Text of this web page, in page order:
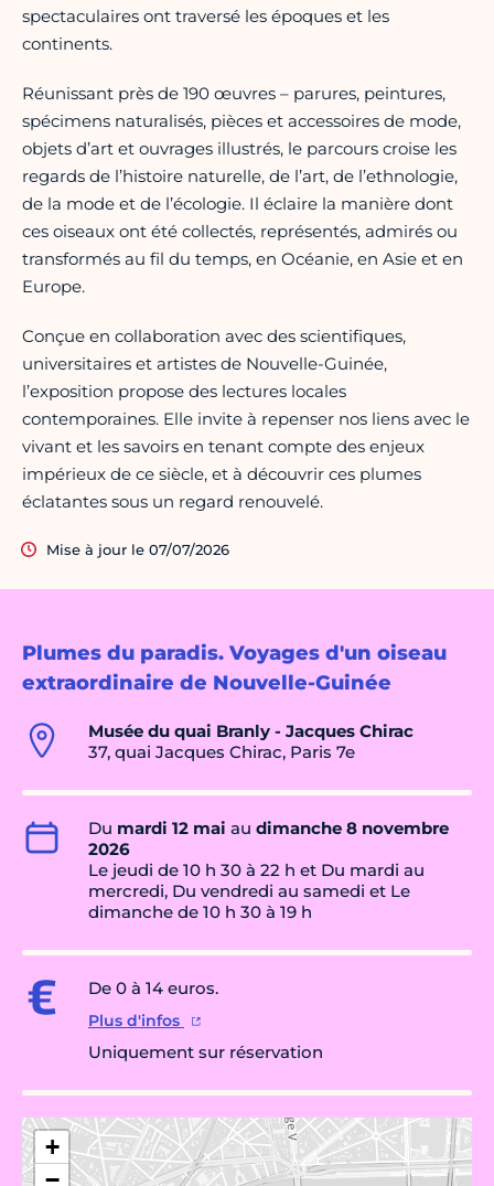
Plumes du paradis. Voyages d'un oiseau
extraordinaire de Nouvelle-Guinée
Musée du quai Branly - Jacques Chirac
37, quai Jacques Chirac, Paris 7e
Du mardi 12 mai au dimanche 8 novembre
2026
Le jeudi de 10 h 30 à 22 h et Du mardi au
mercredi, Du vendredi au samedi et Le
dimanche de 10 h 30 à 19 h
De 0 à 14 euros.
Plus d'infos
Uniquement sur réservation
+
−
spectaculaires ont traversé les époques et les
continents.
Réunissant près de 190 œuvres – parures, peintures,
spécimens naturalisés, pièces et accessoires de mode,
objets d’art et ouvrages illustrés, le parcours croise les
regards de l’histoire naturelle, de l’art, de l’ethnologie,
de la mode et de l’écologie. Il éclaire la manière dont
ces oiseaux ont été collectés, représentés, admirés ou
transformés au fil du temps, en Océanie, en Asie et en
Europe.
Conçue en collaboration avec des scientifiques,
universitaires et artistes de Nouvelle-Guinée,
l’exposition propose des lectures locales
contemporaines. Elle invite à repenser nos liens avec le
vivant et les savoirs en tenant compte des enjeux
impérieux de ce siècle, et à découvrir ces plumes
éclatantes sous un regard renouvelé.
Mise à jour le 07/07/2026